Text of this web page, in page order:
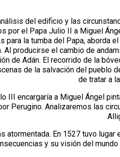
del edificio y las
por el Papa Julio II a Miguel
para la tumba del Papa, aborda
Al producirse el cambio de
de Adán. El recorrido de la
de la salvación del pueblo
de tratar a
III encargaría a Miguel Ángel
Perugino. Analizaremos las
atormentada. En 1527 tuvo
y su visión del